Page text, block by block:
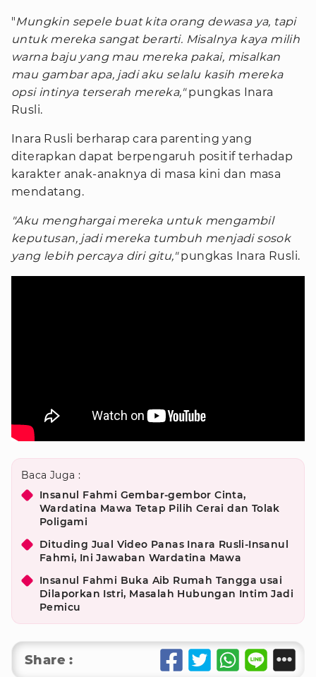
"Mungkin sepele buat kita orang dewasa ya, tapi
untuk mereka sangat berarti. Misalnya kaya milih
warna baju yang mau mereka pakai, misalkan
mau gambar apa, jadi aku selalu kasih mereka
opsi intinya terserah mereka,"pungkas Inara
Rusli.
Inara Rusli berharap cara parenting yang
diterapkan dapat berpengaruh positif terhadap
karakter anak-anaknya di masa kini dan masa
mendatang.
"Aku menghargai mereka untuk mengambil
keputusan, jadi mereka tumbuh menjadi sosok
yang lebih percaya diri gitu,"pungkas Inara Rusli.
Baca Juga :
Insanul Fahmi Gembar-gembor Cinta,
Wardatina Mawa Tetap Pilih Cerai dan Tolak
Poligami
Dituding Jual Video Panas Inara Rusli-Insanul
Fahmi, Ini Jawaban Wardatina Mawa
Insanul Fahmi Buka Aib Rumah Tangga usai
Dilaporkan Istri, Masalah Hubungan Intim Jadi
Pemicu
Share :